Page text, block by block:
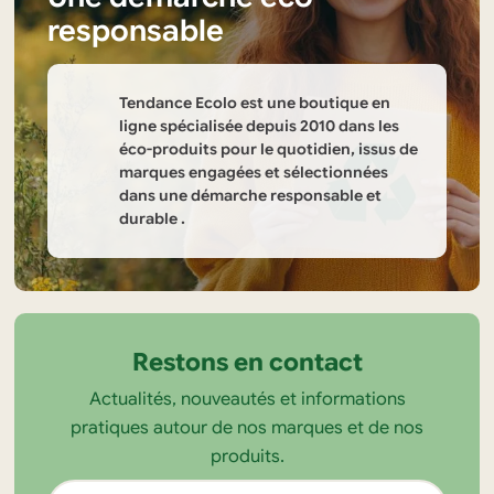
Informations
sur
boutique
Tendance
responsable
Tendance Ecolo est une boutique en
ligne spécialisée depuis 2010 dans les
éco-produits pour le quotidien, issus de
marques engagées et sélectionnées
dans une démarche responsable et
durable .
Restons en contact
Actualités, nouveautés et informations
pratiques autour de nos marques et de nos
produits.